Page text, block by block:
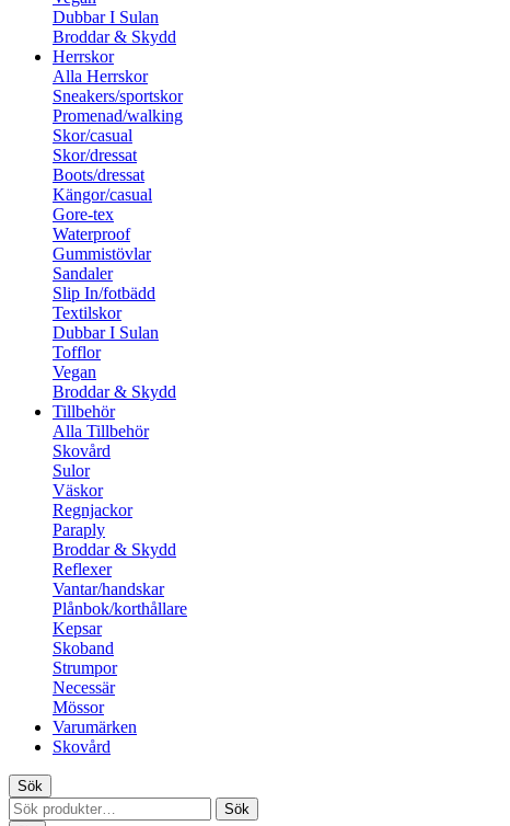
Dubbar I Sulan
Broddar & Skydd
Herrskor
Alla Herrskor
Sneakers/sportskor
Promenad/walking
Skor/casual
Skor/dressat
Boots/dressat
Kängor/casual
Gore-tex
Waterproof
Gummistövlar
Sandaler
Slip In/fotbädd
Textilskor
Dubbar I Sulan
Tofflor
Vegan
Broddar & Skydd
Tillbehör
Alla Tillbehör
Skovård
Sulor
Väskor
Regnjackor
Paraply
Broddar & Skydd
Reflexer
Vantar/handskar
Plånbok/korthållare
Kepsar
Skoband
Strumpor
Necessär
Mössor
Varumärken
Skovård
Sök
Sök
Sök